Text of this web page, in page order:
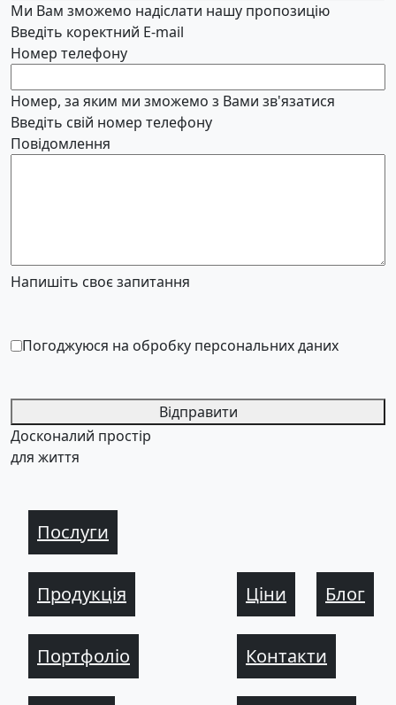
Ми Вам зможемо надіслати нашу пропозицію
Введіть коректний E-mail
Номер телефону
Номер, за яким ми зможемо з Вами зв'язатися
Введіть свій номер телефону
Повідомлення
Напишіть своє запитання
Погоджуюся на обробку персональних даних
Відправити
Досконалий простір
для життя
Послуги
Продукція
Портфоліо
Ціни Блог
Контакти